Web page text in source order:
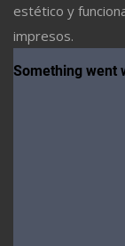
estético y
impresos.